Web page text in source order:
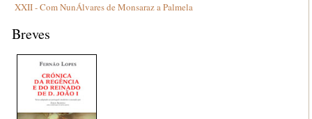
XXII - Com NunÁlvares de Monsaraz a Palmela
Breves